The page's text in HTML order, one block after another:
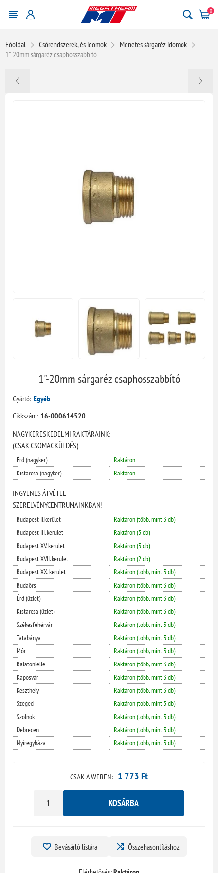
0
Főoldal Csőrendszerek, és idomok
Menetes sárgaréz idomok
1"-20mm sárgaréz csaphosszabbító
1"-20mm sárgaréz csaphosszabbító
Gyártó: Egyéb
Cikkszám: 16-000614520
NAGYKERESKEDELMI RAKTÁRAINK:
(CSAK CSOMAGKÜLDÉS)
Érd (nagyker)
Raktáron
Kistarcsa (nagyker)
Raktáron
INGYENES ÁTVÉTEL
SZERELVÉNYCENTRUMAINKBAN!
Budapest II.kerület
Raktáron (több, mint 3 db)
Budapest III. kerület
Raktáron (3 db)
Budapest XV. kerület
Raktáron (3 db)
Budapest XVII. kerület
Raktáron (2 db)
Budapest XX. kerület
Raktáron (több, mint 3 db)
Budaörs
Raktáron (több, mint 3 db)
Érd (üzlet)
Raktáron (több, mint 3 db)
Kistarcsa (üzlet)
Raktáron (több, mint 3 db)
Székesfehérvár
Raktáron (több, mint 3 db)
Tatabánya
Raktáron (több, mint 3 db)
Mór
Raktáron (több, mint 3 db)
Balatonlelle
Raktáron (több, mint 3 db)
Kaposvár
Raktáron (több, mint 3 db)
Keszthely
Raktáron (több, mint 3 db)
Szeged
Raktáron (több, mint 3 db)
Szolnok
Raktáron (több, mint 3 db)
Debrecen
Raktáron (több, mint 3 db)
Nyíregyháza
Raktáron (több, mint 3 db)
CSAK A WEBEN: 1 773 Ft
KOSÁRBA
Bevásárló listára Összehasonlításhoz